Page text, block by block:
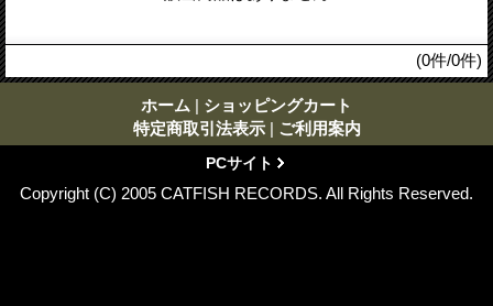
(0件/0件)
ホーム | ショッピングカート
特定商取引法表示 | ご利用案内
PCサイト
Copyright (C) 2005 CATFISH RECORDS. All Rights Reserved.